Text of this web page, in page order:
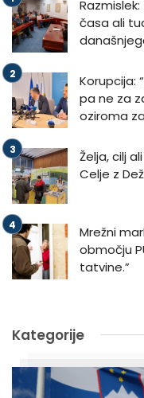
časa ali
Korupcija:
pa ne za
oziroma
Želja, cilj
Celje z
Mrežni
območju
tatvine.”
Kategorije